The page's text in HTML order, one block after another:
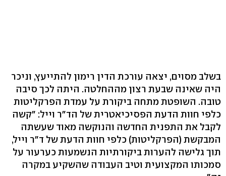
בשלב מסוים, יצאה עורכת הדין רימון להתייעץ, וניכר
היה שאינה שבעת רצון מההחלטה. היתה לכך סיבה
טובה. השופטת מתחה ביקורת על עמדת הפרקליטות
כלפי חוות הדעת הפסיכיאטרית של הד"ר וייל: "קשה
לקבל את התפנית החדשה והנוקשה מאוד שעשתה
המבקשת (הפרקליטות) כלפי חוות הדעת של ד"ר וייל,
תוך גלישה להערות ביקורתיות הנשמעות כערעור על
סמכותו המקצועית וטיב העבודה שהשקיע במקרה